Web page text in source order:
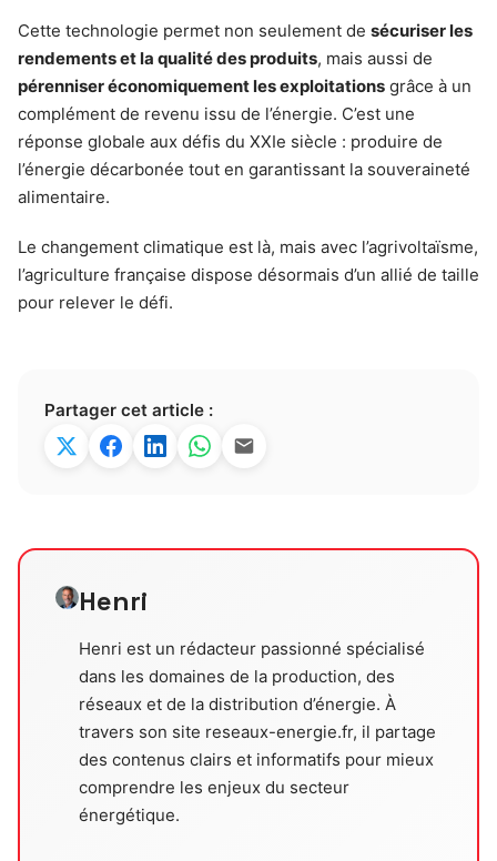
Cette technologie permet non seulement de sécuriser les
rendements et la qualité des produits, mais aussi de
pérenniser économiquement les exploitations grâce à un
complément de revenu issu de l’énergie. C’est une
réponse globale aux défis du XXIe siècle : produire de
l’énergie décarbonée tout en garantissant la souveraineté
alimentaire.
Le changement climatique est là, mais avec l’agrivoltaïsme,
l’agriculture française dispose désormais d’un allié de taille
pour relever le défi.
Partager cet article :
Henri
Henri est un rédacteur passionné spécialisé
dans les domaines de la production, des
réseaux et de la distribution d’énergie. À
travers son site reseaux-energie.fr, il partage
des contenus clairs et informatifs pour mieux
comprendre les enjeux du secteur
énergétique.